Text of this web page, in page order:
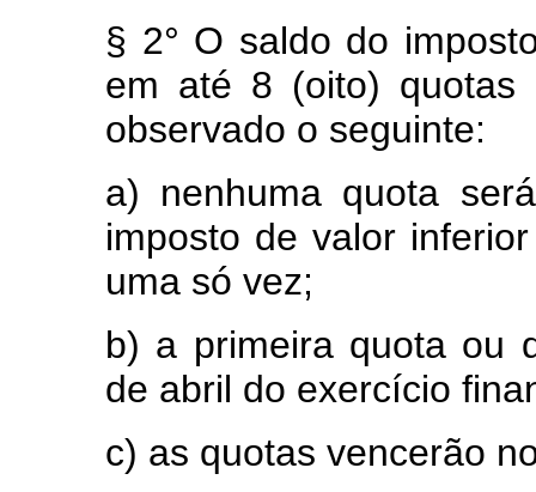
§ 2° O saldo do
em até 8 (oito) quotas
observado o seguinte:
a) nenhuma quota
imposto de valor
uma só vez;
b) a primeira quota ou
de abril do exercício
c) as quotas vencerão